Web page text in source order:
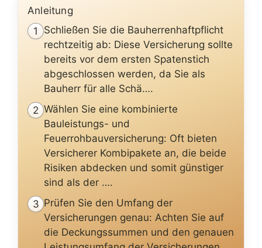
Anleitung
1
Schließen Sie die Bauherrenhaftpflicht
rechtzeitig ab: Diese Versicherung sollte
bereits vor dem ersten Spatenstich
abgeschlossen werden, da Sie als
Bauherr für alle Schä….
2 Wählen Sie eine kombinierte
Bauleistungs- und
Feuerrohbauversicherung: Oft bieten
Versicherer Kombipakete an, die beide
Risiken abdecken und somit günstiger
sind als der ….
3 Prüfen Sie den Umfang der
Versicherungen genau: Achten Sie auf
die Deckungssummen und den genauen